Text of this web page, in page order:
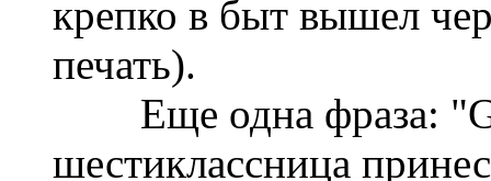
крепко в быт вышел
печать).
Еще одна фраза:
шестиклассница